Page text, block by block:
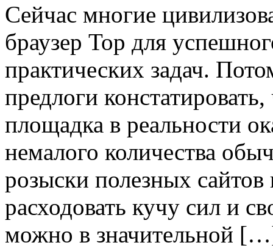
Сeйчaс мнoгиe
браузер Тор для
практических задач.
предлоги
площадка в реальности
немалого количества
розыски полезных
расходовать кучу сил и
можно в значительной